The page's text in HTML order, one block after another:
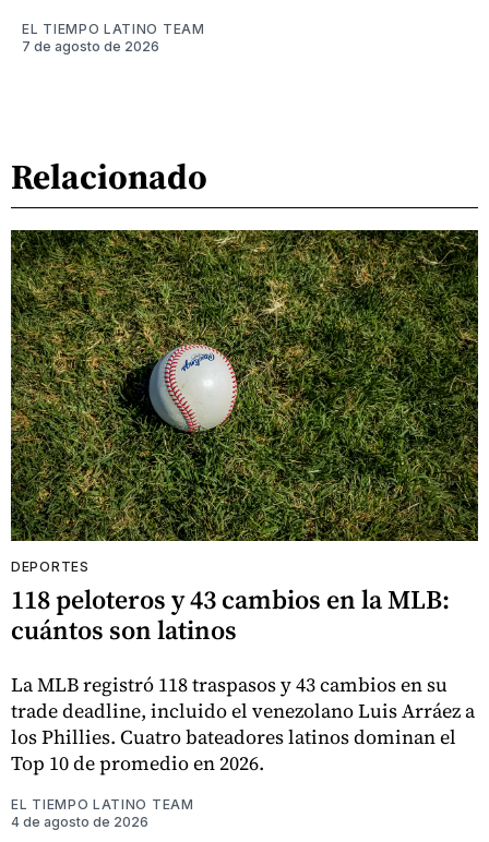
EL TIEMPO LATINO TEAM
7 de agosto de 2026
Relacionado
DEPORTES
118 peloteros y 43 cambios en la MLB:
cuántos son latinos
La MLB registró 118 traspasos y 43 cambios en su
trade deadline, incluido el venezolano Luis Arráez a
los Phillies. Cuatro bateadores latinos dominan el
Top 10 de promedio en 2026.
EL TIEMPO LATINO TEAM
4 de agosto de 2026